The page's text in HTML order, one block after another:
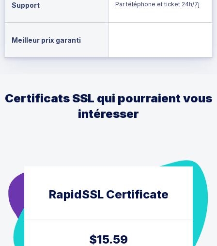
Support Par téléphone et ticket 24h/7j
Meilleur prix garanti
Certificats SSL qui pourraient vous
intéresser
RapidSSL Certificate
$15.59